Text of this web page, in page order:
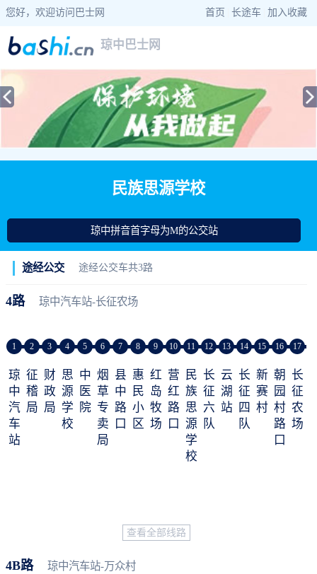
您好，欢迎访问巴士网 首页 长途车 加入收藏
琼中巴士网
当前位置： 巴士网 >海南巴士>琼中公交> 民族思源学校公交站查询
民族思源学校
琼中拼音首字母为M的公交站
途经公交 途经公交车共3路
4路 琼中汽车站-长征农场
1
琼
中
汽
车
站
2
征
稽
局
3
财
政
局
4
思
源
学
校
5
中
医
院
6
烟
草
专
卖
局
7
县
中
路
口
8
惠
民
小
区
9
红
岛
牧
场
10
营
红
路
口
11
民
族
思
源
学
校
12
长
征
六
队
13
云
湖
站
14
长
征
四
队
15
新
赛
村
16
朝
园
村
路
口
17
长
征
农
场
查看全部线路
4B路 琼中汽车站-万众村